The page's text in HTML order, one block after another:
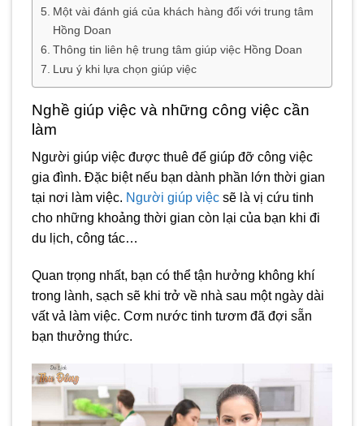
Một vài đánh giá của khách hàng đối với trung tâm
Hồng Doan
Thông tin liên hệ trung tâm giúp việc Hồng Doan
Lưu ý khi lựa chọn giúp việc
Nghề giúp việc và những công việc cần
làm
Người giúp việc được thuê để giúp đỡ công việc
gia đình. Đặc biệt nếu bạn dành phần lớn thời gian
tại nơi làm việc. Người giúp việc sẽ là vị cứu tinh
cho những khoảng thời gian còn lại của bạn khi đi
du lịch, công tác…
Quan trọng nhất, bạn có thể tận hưởng không khí
trong lành, sạch sẽ khi trở về nhà sau một ngày dài
vất vả làm việc. Cơm nước tinh tươm đã đợi sẵn
bạn thưởng thức.